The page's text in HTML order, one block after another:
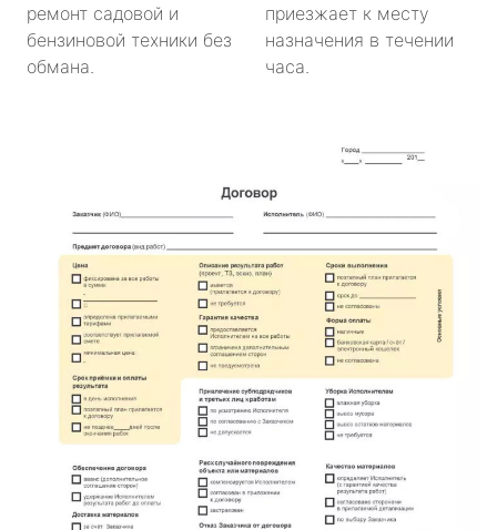
ремонт садовой и
бензиновой техники без
обмана.
приезжает к месту
назначения в течении
часа.